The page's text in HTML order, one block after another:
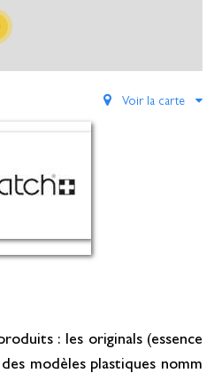
Voir la carte
: les originals (essence
modèles plastiques nomm